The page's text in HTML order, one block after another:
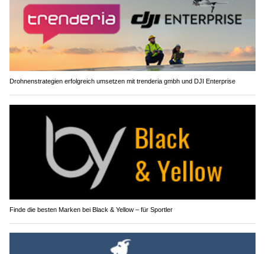
Drohnenstrategien erfolgreich umsetzen mit trenderia gmbh und DJI Enterprise
Finde die besten Marken bei Black & Yellow – für Sportler